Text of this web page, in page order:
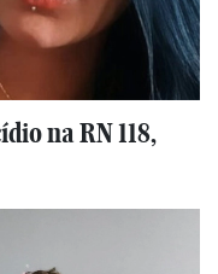
na RN 118,